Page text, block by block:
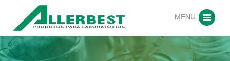
MENU